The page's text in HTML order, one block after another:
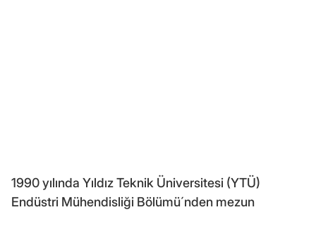
1990 yılında Yıldız Teknik Üniversitesi (YTÜ)
Endüstri Mühendisliği Bölümü´nden mezun